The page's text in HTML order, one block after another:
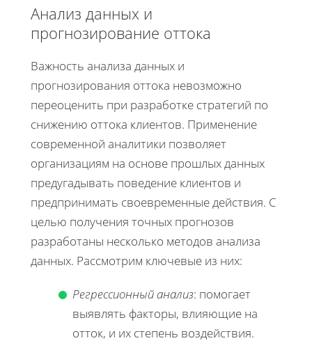
Анализ данных и
прогнозирование оттока
Важность анализа данных и
прогнозирования оттока невозможно
переоценить при разработке стратегий по
снижению оттока клиентов. Применение
современной аналитики позволяет
организациям на основе прошлых данных
предугадывать поведение клиентов и
предпринимать своевременные действия. С
целью получения точных прогнозов
разработаны несколько методов анализа
данных. Рассмотрим ключевые из них:
Регрессионный анализ: помогает
выявлять факторы, влияющие на
отток, и их степень воздействия.